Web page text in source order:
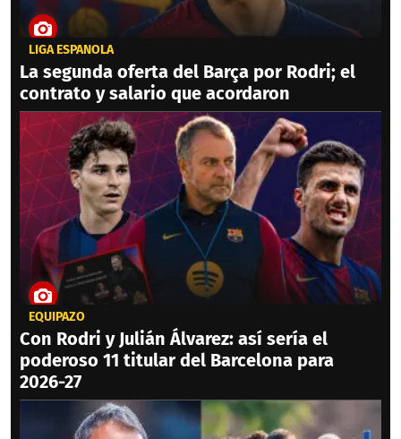
LIGA ESPAÑOLA
La segunda oferta del Barça por Rodri; el
contrato y salario que acordaron
EQUIPAZO
Con Rodri y Julián Álvarez: así sería el
poderoso 11 titular del Barcelona para
2026-27